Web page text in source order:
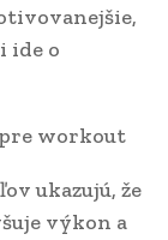
ide o
workout
ukazujú, že
výkon a